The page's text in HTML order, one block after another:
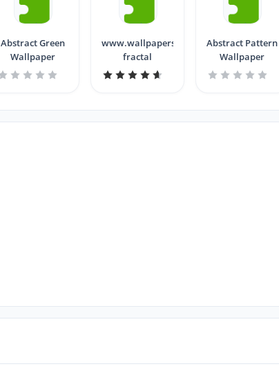
Abstract Green
Wallpaper
www.wallpapersultrahd.com
fractal
Abstract Pattern
Wallpaper